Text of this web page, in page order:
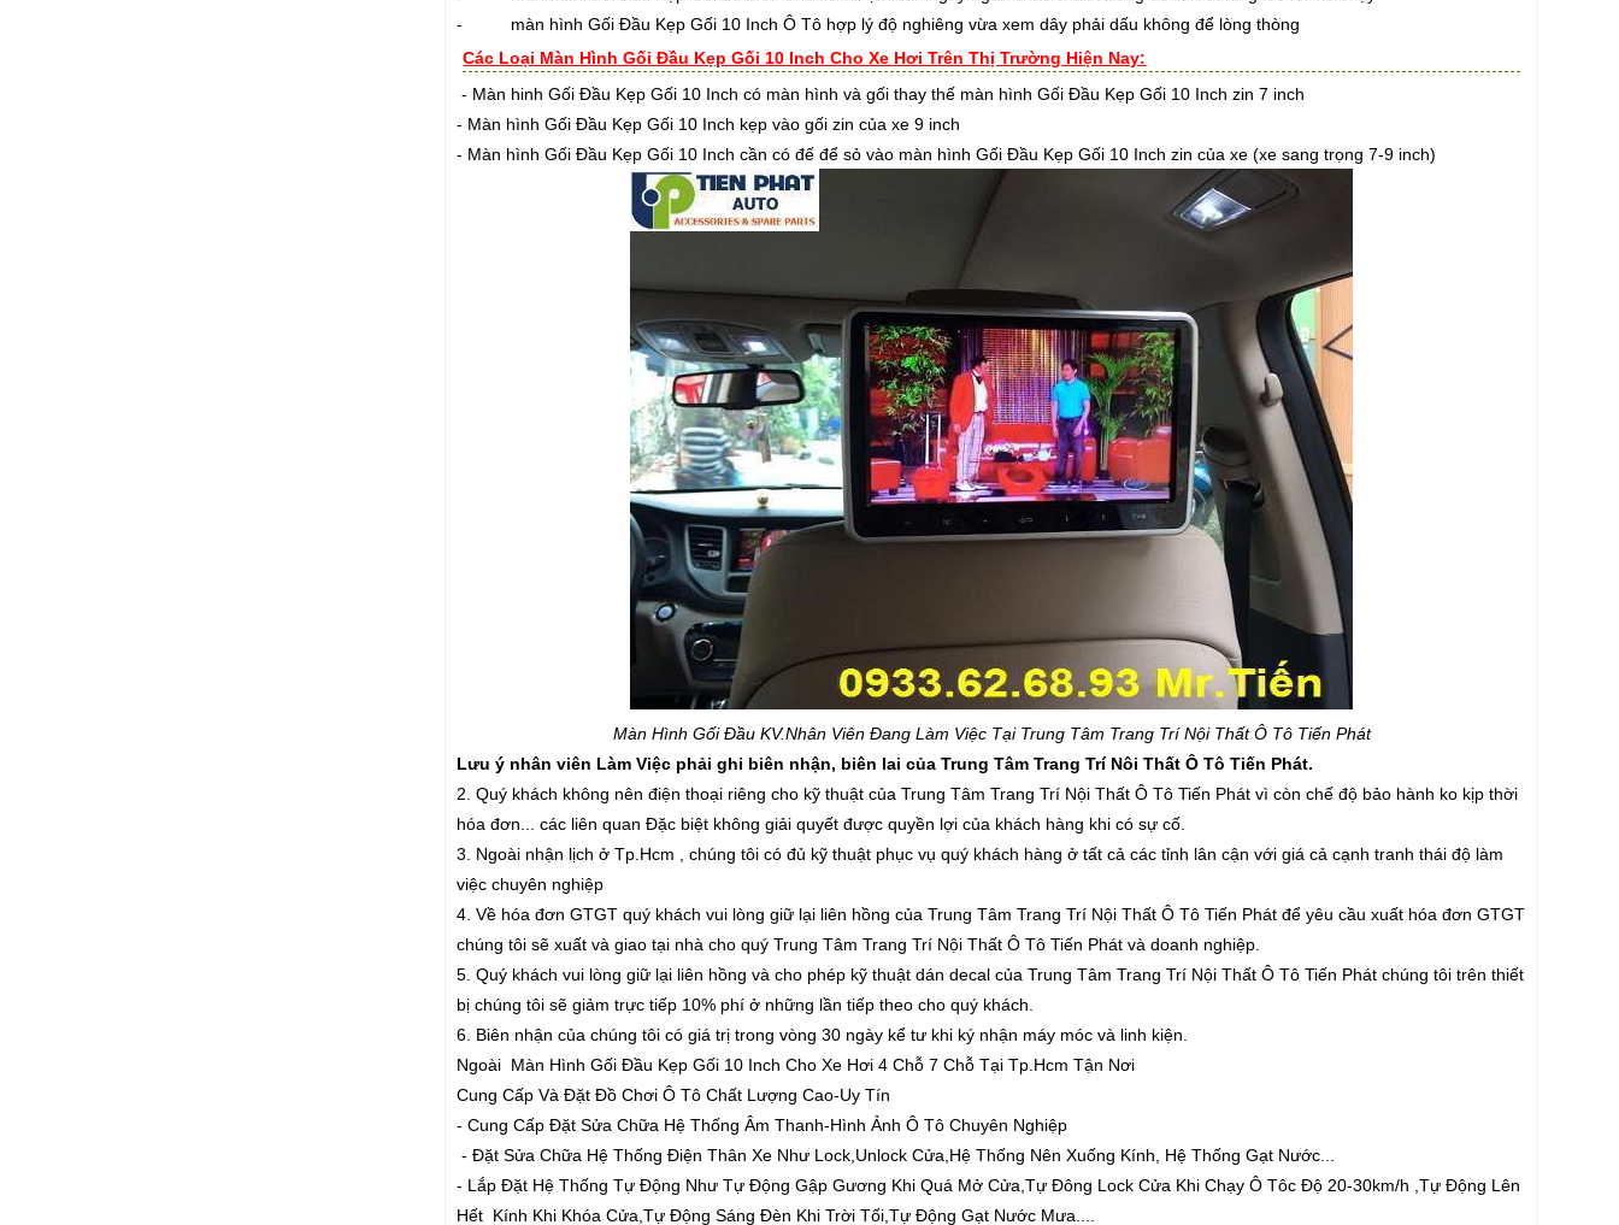
- màn hình Gối Đầu Kẹp Gối 10 Inch Ô Tô hợp lý độ nghiêng vừa xem dây phải dấu không để lòng thòng
Các Loại Màn Hình Gối Đầu Kẹp Gối 10 Inch Cho Xe Hơi Trên Thị Trường Hiện Nay:
- Màn hinh Gối Đầu Kẹp Gối 10 Inch có màn hình và gối thay thế màn hình Gối Đầu Kẹp Gối 10 Inch zin 7 inch
- Màn hình Gối Đầu Kẹp Gối 10 Inch kẹp vào gối zin của xe 9 inch
- Màn hình Gối Đầu Kẹp Gối 10 Inch cần có đế để sỏ vào màn hình Gối Đầu Kẹp Gối 10 Inch zin của xe (xe sang trọng 7-9 inch)
Màn Hình Gối Đầu KV.Nhân Viên Đang Làm Việc Tại Trung Tâm Trang Trí Nội Thất Ô Tô Tiến Phát
Lưu ý nhân viên Làm Việc phải ghi biên nhận, biên lai của Trung Tâm Trang Trí Nôi Thất Ô Tô Tiến Phát.
2. Quý khách không nên điện thoại riêng cho kỹ thuật của Trung Tâm Trang Trí Nội Thất Ô Tô Tiến Phát vì còn chế độ bảo hành ko kịp thời
hóa đơn... các liên quan Đặc biệt không giải quyết được quyền lợi của khách hàng khi có sự cố.
3. Ngoài nhận lịch ở Tp.Hcm , chúng tôi có đủ kỹ thuật phục vụ quý khách hàng ở tất cả các tỉnh lân cận với giá cả cạnh tranh thái độ làm
việc chuyên nghiệp
4. Về hóa đơn GTGT quý khách vui lòng giữ lại liên hồng của Trung Tâm Trang Trí Nội Thất Ô Tô Tiến Phát để yêu cầu xuất hóa đơn GTGT
chúng tôi sẽ xuất và giao tại nhà cho quý Trung Tâm Trang Trí Nội Thất Ô Tô Tiến Phát và doanh nghiệp.
5. Quý khách vui lòng giữ lại liên hồng và cho phép kỹ thuật dán decal của Trung Tâm Trang Trí Nội Thất Ô Tô Tiến Phát chúng tôi trên thiết
bị chúng tôi sẽ giảm trực tiếp 10% phí ở những lần tiếp theo cho quý khách.
6. Biên nhận của chúng tôi có giá trị trong vòng 30 ngày kể tư khi ký nhận máy móc và linh kiện.
Ngoài Màn Hình Gối Đầu Kẹp Gối 10 Inch Cho Xe Hơi 4 Chỗ 7 Chỗ Tại Tp.Hcm Tận Nơi
Cung Cấp Và Đặt Đồ Chơi Ô Tô Chất Lượng Cao-Uy Tín
- Cung Cấp Đặt Sửa Chữa Hệ Thống Âm Thanh-Hình Ảnh Ô Tô Chuyên Nghiệp
- Đặt Sửa Chữa Hệ Thống Điện Thân Xe Như Lock,Unlock Cửa,Hệ Thống Nên Xuống Kính, Hệ Thống Gạt Nước...
- Lắp Đặt Hệ Thống Tự Động Như Tự Động Gập Gương Khi Quá Mở Cửa,Tự Đông Lock Cửa Khi Chạy Ô Tôc Độ 20-30km/h ,Tự Động Lên
Hết Kính Khi Khóa Cửa,Tự Động Sáng Đèn Khi Trời Tối,Tự Động Gạt Nước Mưa....